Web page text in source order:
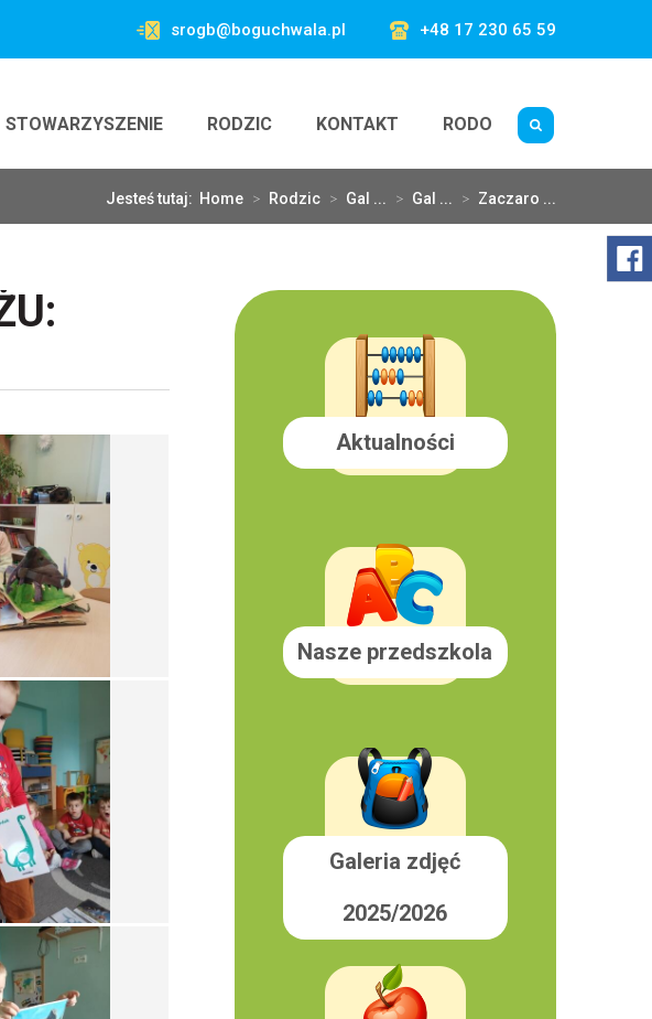
srogb@boguchwala.pl +48 17 230 65 59
STOWARZYSZENIE RODZIC KONTAKT RODO
Jesteś tutaj: Home > Rodzic > Gal ... > Gal ... > Zaczaro ...
Aktualności
Nasze przedszkola
Galeria zdjęć
2025/2026